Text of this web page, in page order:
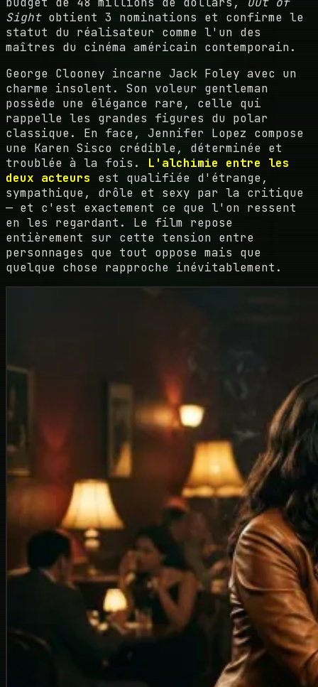
Sightobtient 3 nominations et confirme le
statut du réalisateur comme l'un des
maîtres du cinéma américain contemporain.
George Clooney incarne Jack Foley avec un
charme insolent. Son voleur gentleman
possède une élégance rare, celle qui
rappelle les grandes figures du polar
classique. En face, Jennifer Lopez compose
une Karen Sisco crédible, déterminée et
troublée à la fois. L'alchimie entre les
deux acteurs est qualifiée d'étrange,
sympathique, drôle et sexy par la critique
— et c'est exactement ce que l'on ressent
en les regardant. Le film repose
entièrement sur cette tension entre
personnages que tout oppose mais que
quelque chose rapproche inévitablement.